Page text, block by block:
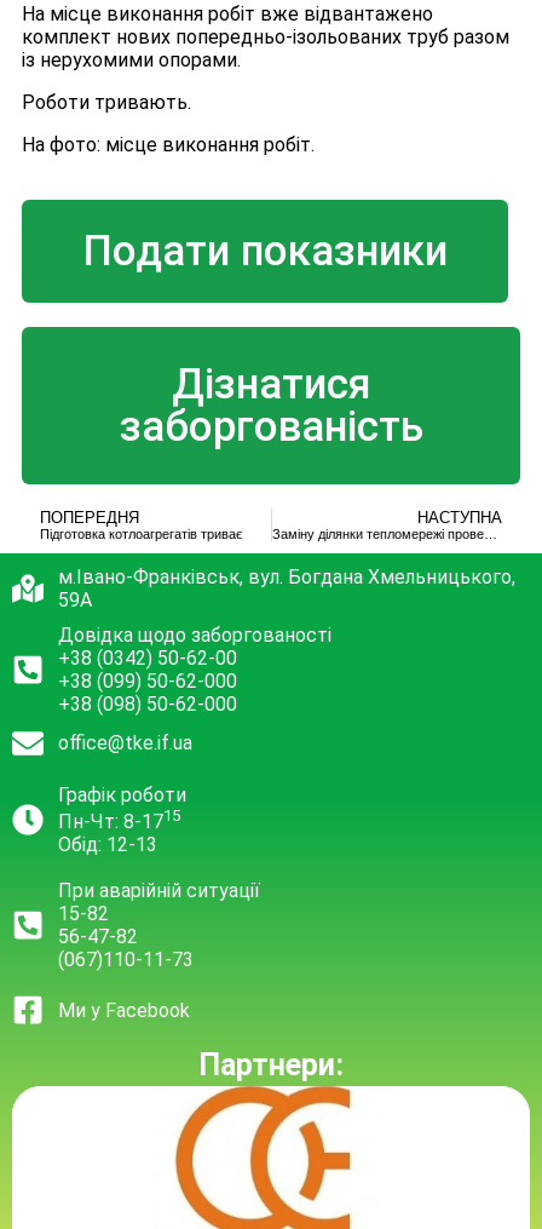
На місце виконання робіт вже відвантажено
комплект нових попередньо-ізольованих труб разом
із нерухомими опорами.
Роботи тривають.
На фото: місце виконання робіт.
Подати показники
Дізнатися
заборгованість
ПОПЕРЕДНЯ
Підготовка котлоагрегатів триває
НАСТУПНА
Заміну ділянки тепломережі проведено. Проїжджа частина залишилася неушкодженою
м.Івано-Франківськ, вул. Богдана Хмельницького,
59А
Довідка щодо заборгованості
+38 (0342) 50-62-00
+38 (099) 50-62-000
+38 (098) 50-62-000
office@tke.if.ua
Графік роботи
Пн-Чт: 8-1715
Обід: 12-13
При аварійній ситуації
15-82
56-47-82
(067)110-11-73
Ми у Facebook
Партнери: